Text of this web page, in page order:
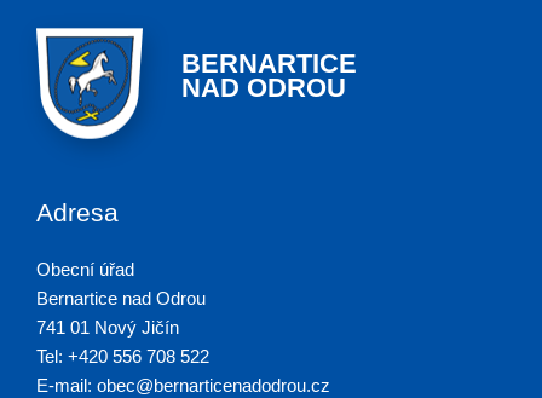
BERNARTICE
NAD ODROU
Adresa
Obecní úřad
Bernartice nad Odrou
741 01 Nový Jičín
Tel: +420 556 708 522
E-mail: obec@bernarticenadodrou.cz